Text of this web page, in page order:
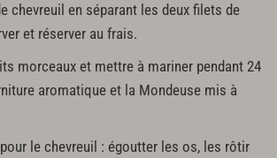
chevreuil en séparant les deux filets de
et réserver au frais.
morceaux et mettre à mariner pendant 24
aromatique et la Mondeuse mis à
le chevreuil : égoutter les os, les rôtir